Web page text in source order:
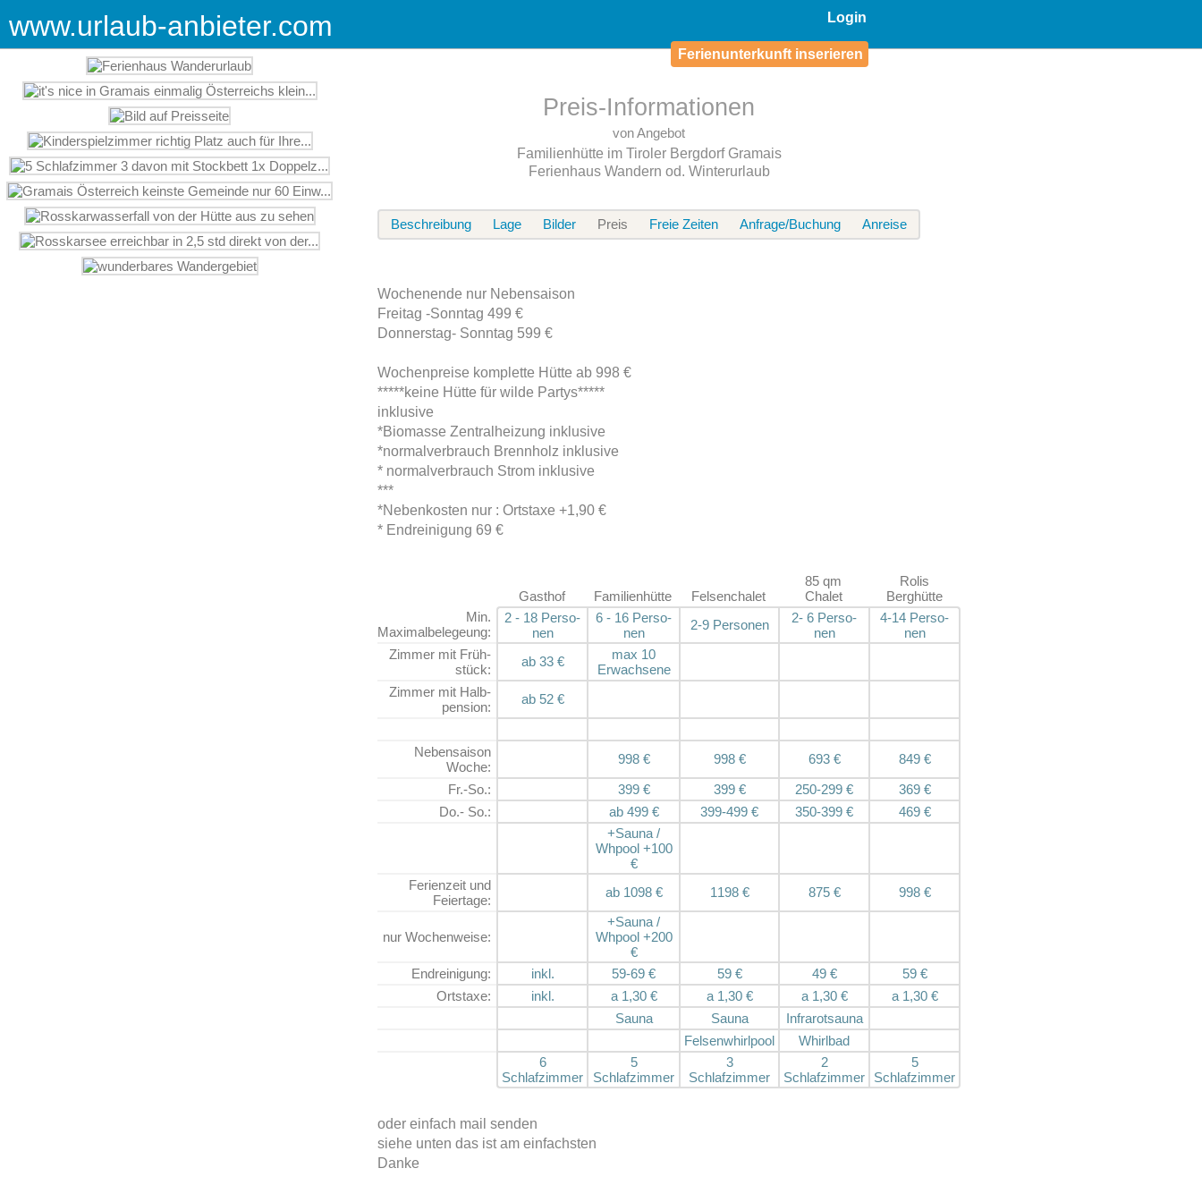
Login
Ferienunterkunft inserieren
www.urlaub-anbieter.com
Preis-Informationen
von Angebot
Familienhütte im Tiroler Bergdorf Gramais
Ferienhaus Wandern od. Winterurlaub
Beschreibung Lage Bilder Preis Freie Zeiten Anfrage/Buchung Anreise
Wochenende nur Nebensaison
Freitag -Sonntag 499 €
Donnerstag- Sonntag 599 €
Wochenpreise komplette Hütte ab 998 €
*****keine Hütte für wilde Partys*****
inklusive
*Biomasse Zentralheizung inklusive
*normalverbrauch Brennholz inklusive
* normalverbrauch Strom inklusive
***
*Nebenkosten nur : Ortstaxe +1,90 €
* Endreinigung 69 €
Gasthof Familienhütte Felsenchalet
85 qm
Chalet
Rolis
Berghütte
Min.
Maximalbelegeung:
2 - 18 Perso­
nen
6 - 16 Perso­
nen
2-9 Perso­nen 2- 6 Perso­
nen
4-14 Perso­
nen
Zimmer mit Früh­
stück:
ab 33 €
max 10
Erwach­sene
Zimmer mit Halb­
pension:
ab 52 €
Neben­saison
Woche:
998 € 998 € 693 €
849 €
Fr.-So.:
399 € 399 € 250-299 €
369 €
Do.- So.:
ab 499 € 399-499 € 350-399 €
469 €
+Sauna /
Whpool +100
€
Ferienzeit und
Feiertage:
ab 1098 € 1198 € 875 € 998 €
nur Wochenweise:
+Sauna /
Whpool +200
€
Endrei­nigung:
inkl. 59-69 € 59 € 49 €
59 €
Ortstaxe:
inkl. a 1,30 € a 1,30 € a 1,30 €
a 1,30 €
Sauna
Sauna
Infrarotsauna
Felsenwhirlpool
Whirlbad
6
Schlafzimmer
5
Schlafzimmer
3
Schlafzimmer
2
Schlafzimmer
5
Schlafzimmer
oder einfach mail senden
siehe unten das ist am einfachsten
Danke